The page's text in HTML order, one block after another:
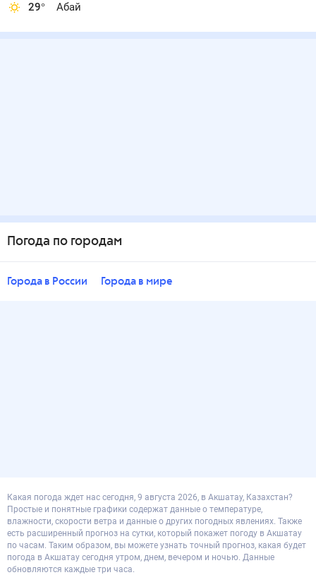
29° Абай
Погода по городам
Города в России Города в мире
Какая погода ждет нас сегодня, 9 августа 2026, в Акшатау, Казахстан?
Простые и понятные графики содержат данные о температуре,
влажности, скорости ветра и данные о других погодных явлениях. Также
есть расширенный прогноз на сутки, который покажет погоду в Акшатау
по часам. Таким образом, вы можете узнать точный прогноз, какая будет
погода в Акшатау сегодня утром, днем, вечером и ночью. Данные
обновляются каждые три часа.